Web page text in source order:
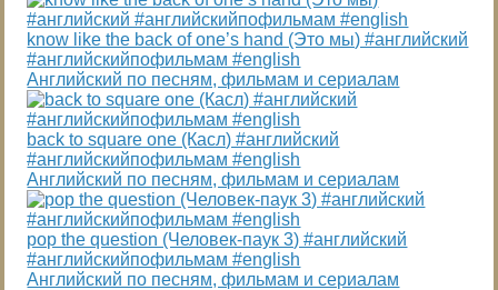
know like the back of one’s hand (Это мы) #английский
#английскийпофильмам #english
Английский по песням, фильмам и сериалам
back to square one (Касл) #английский
#английскийпофильмам #english
Английский по песням, фильмам и сериалам
pop the question (Человек-паук 3) #английский
#английскийпофильмам #english
Английский по песням, фильмам и сериалам